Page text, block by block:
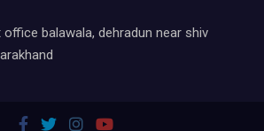
balawala, dehradun near shiv